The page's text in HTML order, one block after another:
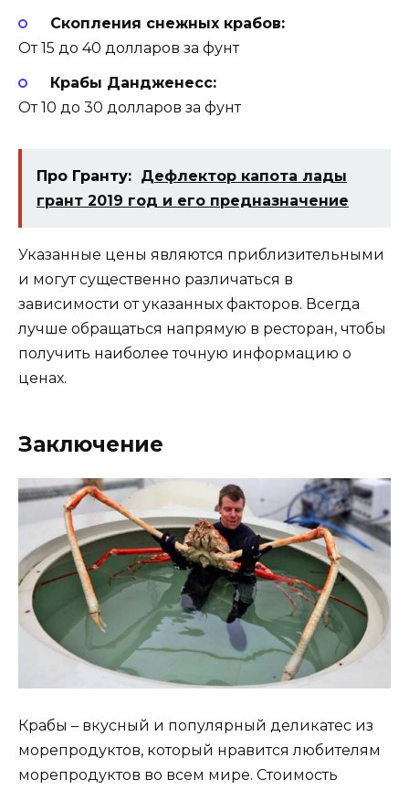
Скопления снежных крабов:
От 15 до 40 долларов за фунт
Крабы Дандженесс:
От 10 до 30 долларов за фунт
Про Гранту: Дефлектор капота лады
грант 2019 год и его предназначение
Указанные цены являются приблизительными
и могут существенно различаться в
зависимости от указанных факторов. Всегда
лучше обращаться напрямую в ресторан, чтобы
получить наиболее точную информацию о
ценах.
Заключение
Крабы – вкусный и популярный деликатес из
морепродуктов, который нравится любителям
морепродуктов во всем мире. Стоимость